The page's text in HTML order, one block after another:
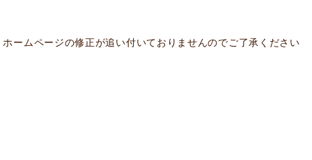
ホームページの修正が追い付いておりませんのでご了承ください